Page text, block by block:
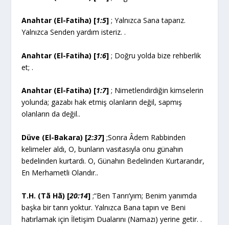
Anahtar (El-Fatiha) [1:5] ; Yalnızca Sana taparız.
Yalnızca Senden yardım isteriz. .
Anahtar (El-Fatiha) [1:6] ; Doğru yolda bize rehberlik
et; .
Anahtar (El-Fatiha) [1:7] ; Nimetlendirdiğin kimselerin
yolunda; gazabı hak etmiş olanların değil, sapmış
olanların da değil..
Düve (El-Bakara) [2:37] ;Sonra Âdem Rabbinden
kelimeler aldı, O, bunların vasıtasıyla onu günahın
bedelinden kurtardı. O, Günahın Bedelinden Kurtarandır,
En Merhametli Olandır..
T.H. (Tã Hã) [20:14] ;“Ben Tanrı’yım; Benim yanımda
başka bir tanrı yoktur. Yalnızca Bana tapın ve Beni
hatırlamak için İletişim Dualarını (Namazı) yerine getir. .